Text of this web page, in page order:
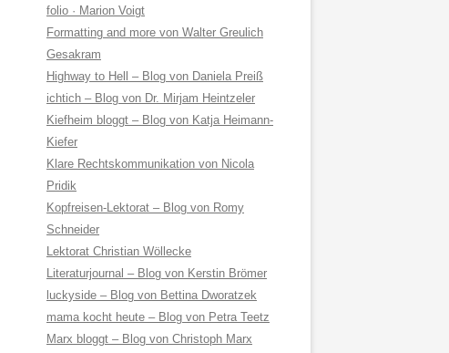
folio · Marion Voigt
Formatting and more von Walter Greulich
Gesakram
Highway to Hell – Blog von Daniela Preiß
ichtich – Blog von Dr. Mirjam Heintzeler
Kiefheim bloggt – Blog von Katja Heimann-
Kiefer
Klare Rechtskommunikation von Nicola
Pridik
Kopfreisen-Lektorat – Blog von Romy
Schneider
Lektorat Christian Wöllecke
Literaturjournal – Blog von Kerstin Brömer
luckyside – Blog von Bettina Dworatzek
mama kocht heute – Blog von Petra Teetz
Marx bloggt – Blog von Christoph Marx